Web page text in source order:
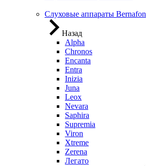
Слуховые аппараты Bernafon
Назад
Alpha
Chronos
Encanta
Entra
Inizia
Juna
Leox
Nevara
Saphira
Supremia
Viron
Xtreme
Zerena
Легато